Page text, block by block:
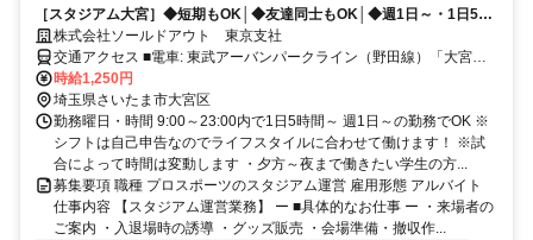
［スタジアム大宮］◆短期もOK│◆友達同士もOK│◆週1日～・1日5h
～OK│◆好きな時に働こう！
株式会社ソールドアウト 東京支社
交通アクセス ■電車: 東武アーバンパークライン（野田線）「大宮公
園駅」または「北大宮駅」より徒歩約10分 ■バス JR「大宮駅」東口
から国際興業バス「導守循環」行で「大宮サッカー場前」下車、徒歩
約1分 ■徒歩: JR「大宮駅」東口より約20分
時給1,250円
埼玉県さいたま市大宮区
勤務曜日・時間 9:00～23:00内で1日5時間～ 週1日～の勤務でOK ※
シフトは自己申告なのでライフスタイルに合わせて働けます！ ※試
合によって時間は変動します ・夕方～夜まで働きたい学生の方...
募集要項 職種 プロスポーツのスタジアム運営 雇用形態 アルバイト
仕事内容 【スタジアム運営業務】 ー ■具体的なお仕事 ー ・来場者の
ご案内 ・入退場時の誘導 ・グッズ販売 ・会場準備・撤収作...